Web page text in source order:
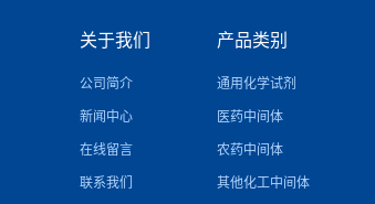
关于我们
公司简介
新闻中心
在线留言
联系我们
产品类别
通用化学试剂
医药中间体
农药中间体
其他化工中间体